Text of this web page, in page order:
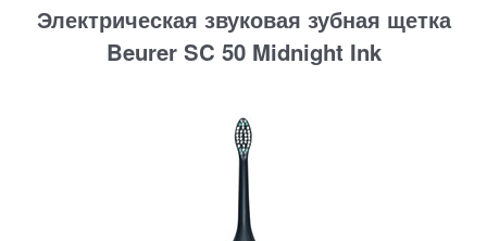
Электрическая звуковая зубная щетка
Beurer SC 50 Midnight Ink